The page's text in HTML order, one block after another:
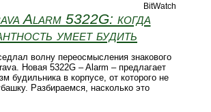
BitWatch
Alarm 5322G: когда
умеет будить
волну переосмысления знакового
Новая 5322G – Alarm – предлагает
будильника в корпусе, от которого не
Разбираемся, насколько это